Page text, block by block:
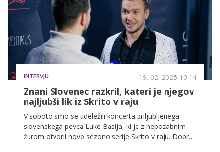
medtem ko Mia s svojo radovednostjo ustvarja
napete trenutke med Laro in Markom. Med osebnimi
dramami in političnimi spletkami se vprašanje
zaupanja postavlja v ospredje – kdo bo izšel kot
zmagovalec in kdo bo končal na napačni strani
zgodbe?
INTERVJU 19. 02. 2025 10.14
Znani Slovenec razkril, kateri je njegov
najljubši lik iz Skrito v raju
V soboto smo se udeležili koncerta priljubljenega
slovenskega pevca Luke Basija, ki je z nepozabnim
žurom otvoril novo sezono serije Skrito v raju. Dobre